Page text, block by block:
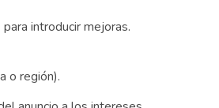
introducir mejoras.
o región).